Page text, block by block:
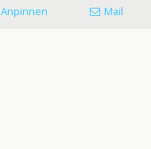
Anpinnen Mail